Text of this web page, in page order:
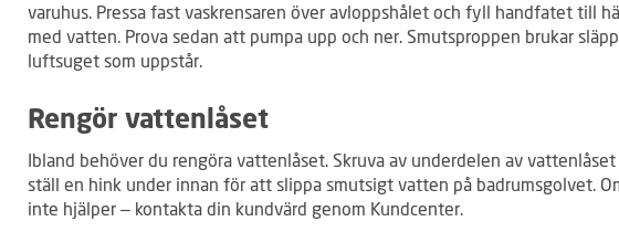
varuhus. Pressa fast vaskrensaren över avloppshålet och fyll handfatet till
med vatten. Prova sedan att pumpa upp och ner. Smutsproppen brukar
luftsuget som uppstår.
Rengör vattenlåset
Ibland behöver du rengöra vattenlåset. Skruva av underdelen av vattenlåset
ställ en hink under innan för att slippa smutsigt vatten på badrumsgolvet.
inte hjälper – kontakta din kundvärd genom Kundcenter.